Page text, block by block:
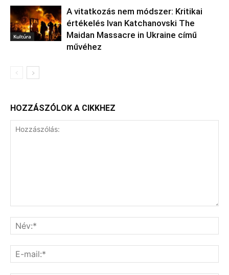
Kultúra
A vitatkozás nem módszer: Kritikai
értékelés Ivan Katchanovski The
Maidan Massacre in Ukraine című
művéhez
HOZZÁSZÓLOK A CIKKHEZ